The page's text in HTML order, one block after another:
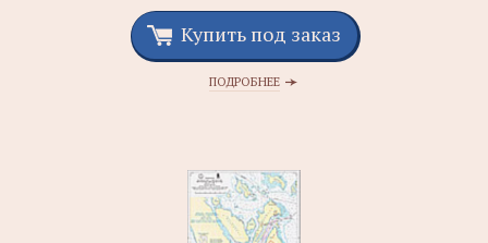
Купить под заказ
ПОДРОБНЕЕ